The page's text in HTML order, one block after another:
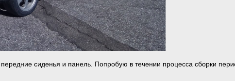
сиденья и панель. Попробую в течении процесса сборки